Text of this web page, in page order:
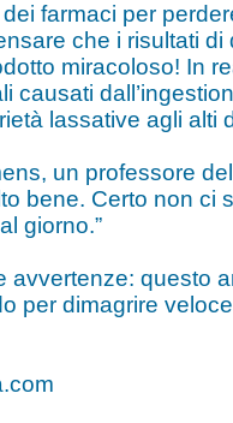
farmaci per
che i risultati
miracoloso! In
causati
lassative agli alti
un professore
bene. Certo non ci
giorno.”
avvertenze: questo
per dimagrire